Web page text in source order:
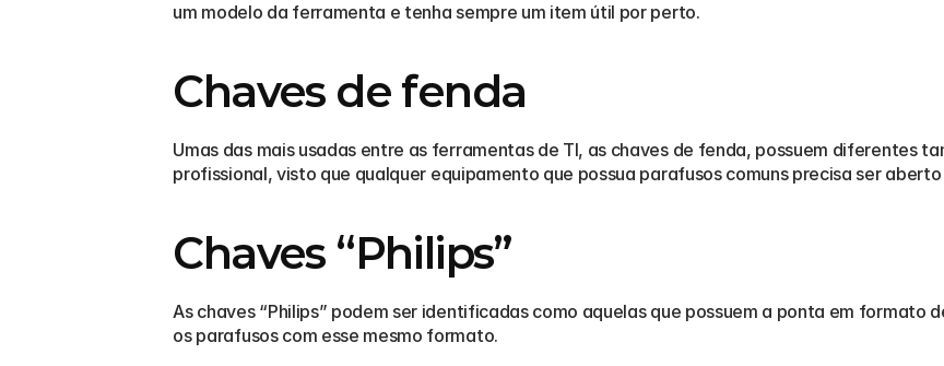
um modelo da ferramenta e tenha sempre um item útil por perto.
Chaves de fenda
Umas das mais usadas entre as ferramentas de TI, as chaves de fenda, possuem diferentes
profissional, visto que qualquer equipamento que possua parafusos comuns precisa ser
Chaves “Philips”
As chaves “Philips” podem ser identificadas como aquelas que possuem a ponta em formato
os parafusos com esse mesmo formato.